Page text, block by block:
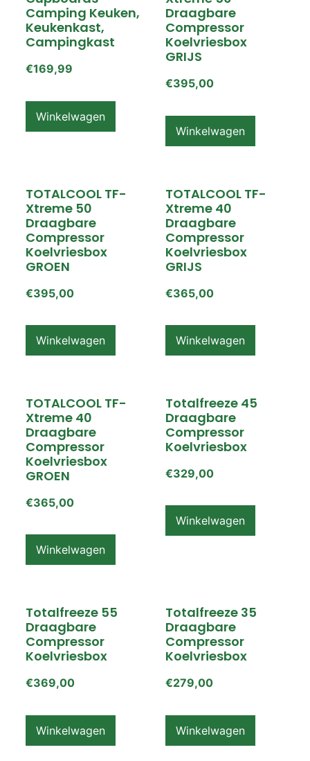
Camping Keuken,
Keukenkast,
Campingkast
€169,99
Winkelwagen
Draagbare
Compressor
Koelvriesbox
GRIJS
€395,00
Winkelwagen
TOTALCOOL TF-
Xtreme 50
Draagbare
Compressor
Koelvriesbox
GROEN
€395,00
Winkelwagen
TOTALCOOL TF-
Xtreme 40
Draagbare
Compressor
Koelvriesbox
GRIJS
€365,00
Winkelwagen
TOTALCOOL TF-
Xtreme 40
Draagbare
Compressor
Koelvriesbox
GROEN
€365,00
Winkelwagen
Totalfreeze 45
Draagbare
Compressor
Koelvriesbox
€329,00
Winkelwagen
Totalfreeze 55
Draagbare
Compressor
Koelvriesbox
€369,00
Winkelwagen
Totalfreeze 35
Draagbare
Compressor
Koelvriesbox
€279,00
Winkelwagen